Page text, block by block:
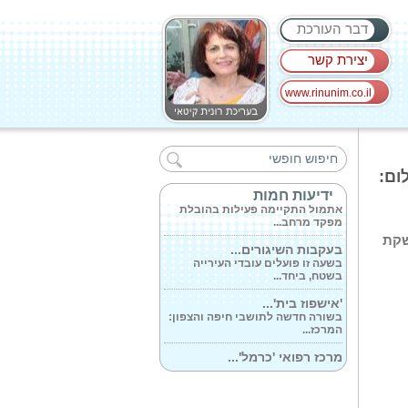
דבר העורכת
יצירת קשר
www.rinunim.co.il
ידיעות חמות
אתמול נראתה תופעה נדירה: בבית
החולים...
עופר הראל דובר...
אתמול התקיימה פעילות בהובלת
מפקד מרחב...
בעקבות השיגורים...
בשעה זו פועלים עובדי העירייה
בשטח, ביחד...
'אישפוז בית'...
בשורה חדשה לתושבי חיפה והצפון:
המרכז...
מרכז רפואי 'כרמל'...
בשורה לעובדי התעשייה ולחשופים